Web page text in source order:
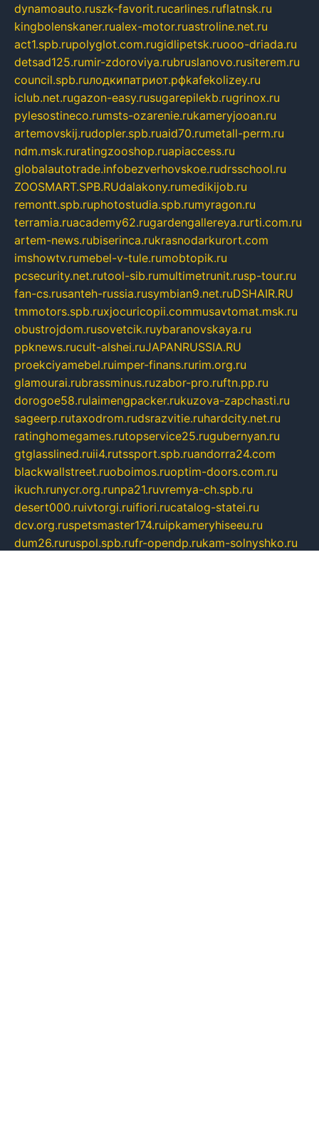
dynamoauto.ruszk-favorit.rucarlines.ruflatnsk.ru
kingbolenskaner.rualex-motor.ruastroline.net.ru
act1.spb.rupolyglot.com.rugidlipetsk.ruooo-driada.ru
detsad125.rumir-zdoroviya.rubruslanovo.rusiterem.ru
council.spb.ruлодкипатриот.рфkafekolizey.ru
iclub.net.rugazon-easy.rusugarepilekb.rugrinox.ru
pylesostineco.rumsts-ozarenie.rukameryjooan.ru
artemovskij.rudopler.spb.ruaid70.rumetall-perm.ru
ndm.msk.ruratingzooshop.ruapiaccess.ru
globalautotrade.infobezverhovskoe.rudrsschool.ru
ZOOSMART.SPB.RUdalakony.rumedikijob.ru
remontt.spb.ruphotostudia.spb.rumyragon.ru
terramia.ruacademy62.rugardengallereya.rurti.com.ru
artem-news.rubiserinca.rukrasnodarkurort.com
imshowtv.rumebel-v-tule.rumobtopik.ru
pcsecurity.net.rutool-sib.rumultimetrunit.rusp-tour.ru
fan-cs.rusanteh-russia.rusymbian9.net.ruDSHAIR.RU
tmmotors.spb.ruxjocuricopii.commusavtomat.msk.ru
obustrojdom.rusovetcik.ruybaranovskaya.ru
ppknews.rucult-alshei.ruJAPANRUSSIA.RU
proekciyamebel.ruimper-finans.rurim.org.ru
glamourai.rubrassminus.ruzabor-pro.ruftn.pp.ru
dorogoe58.rulaimengpacker.rukuzova-zapchasti.ru
sageerp.rutaxodrom.rudsrazvitie.ruhardcity.net.ru
ratinghomegames.rutopservice25.rugubernyan.ru
gtglasslined.ruii4.rutssport.spb.ruandorra24.com
blackwallstreet.ruoboimos.ruoptim-doors.com.ru
ikuch.runycr.org.runpa21.ruvremya-ch.spb.ru
desert000.ruivtorgi.ruifiori.rucatalog-statei.ru
dcv.org.ruspetsmaster174.ruipkameryhiseeu.ru
dum26.ruruspol.spb.rufr-opendp.rukam-solnyshko.ru